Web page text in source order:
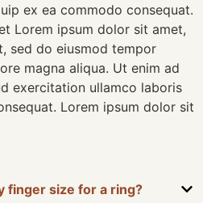
ex ea commodo consequat.
Lorem ipsum dolor sit amet,
sed do eiusmod tempor
magna aliqua. Ut enim ad
exercitation ullamco laboris
Lorem ipsum dolor sit
finger size for a ring?